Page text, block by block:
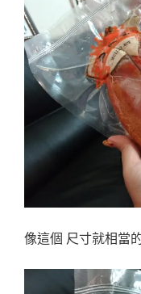
像這個 尺寸就相當